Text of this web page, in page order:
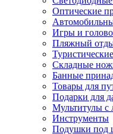
Оптические
Игры и
Пляжный
Складные
Банные
Товары для
Подарки для
Мультитулы с
Инструменты
Подушки под